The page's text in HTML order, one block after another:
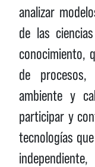
analizar
de las
conocimiento,
de procesos,
ambiente y
participar y
tecnologías